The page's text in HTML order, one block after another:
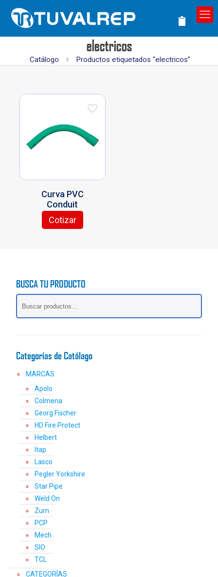
electricos
Catálogo Productos etiquetados “electricos”
Curva PVC
Conduit
Cotizar
Este
opciones
se
pueden
elegir
de
BUSCA TU PRODUCTO
Categorías de Catálago
MARCAS
Apolo
Colmena
Georg Fischer
HD Fire Protect
Helbert
Itap
Lasco
Pegler Yorkshire
Star Pipe
Weld On
Zurn
PCP
Mech
SIO
TCL
CATEGORÍAS